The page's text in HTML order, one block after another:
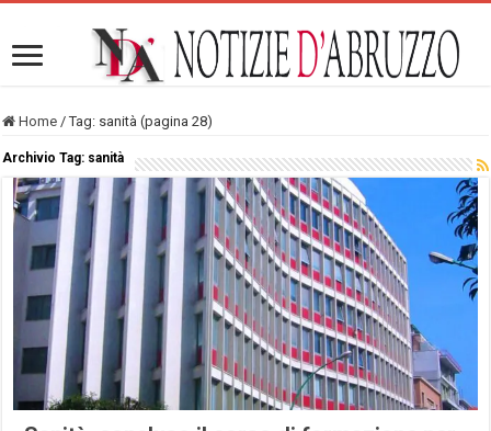
Home / Tag: sanità (pagina 28)
Archivio Tag: sanità